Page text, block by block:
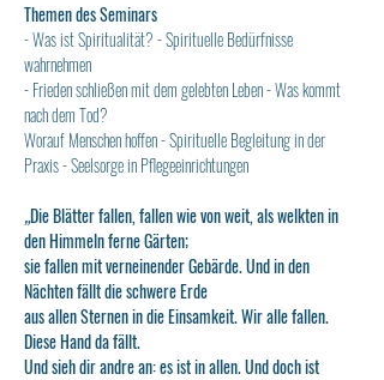
Themen des Seminars
- Was ist Spiritualität? - Spirituelle Bedürfnisse
wahrnehmen
- Frieden schließen mit dem gelebten Leben - Was kommt
nach dem Tod?
Worauf Menschen hoffen - Spirituelle Begleitung in der
Praxis - Seelsorge in Pflegeeinrichtungen
„Die Blätter fallen, fallen wie von weit, als welkten in
den Himmeln ferne Gärten;
sie fallen mit verneinender Gebärde. Und in den
Nächten fällt die schwere Erde
aus allen Sternen in die Einsamkeit. Wir alle fallen.
Diese Hand da fällt.
Und sieh dir andre an: es ist in allen. Und doch ist